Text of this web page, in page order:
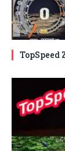
TopSpeed